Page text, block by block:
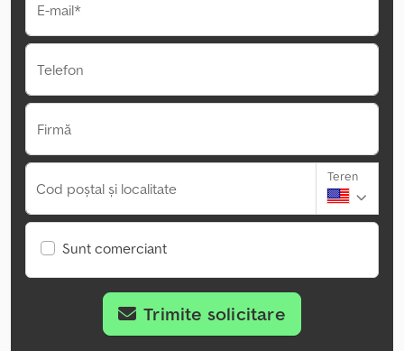
E-mail*
Telefon
Firmă
Cod poștal și localitate
Teren
Sunt comerciant
Trimite solicitare